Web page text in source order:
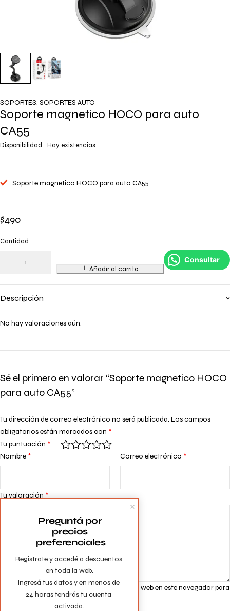
SOPORTES, SOPORTES AUTO
Soporte magnetico HOCO para auto
CA55
Disponibilidad Hay existencias
Soporte magnetico HOCO para auto CA55
$490
Cantidad
Añadir al carrito
Consultar
Descripción
No hay valoraciones aún.
Sé el primero en valorar “Soporte magnetico HOCO
para auto CA55”
Tu dirección de correo electrónico no será publicada. Los campos
obligatorios están marcados con *
Tu puntuación *
Tu valoración *
Nombre * Correo electrónico *
Guarda mi nombre, correo electrónico y web en este navegador para
la próxima vez que comente.
Registrate y accedé a descuentos
en toda la web.
Ingresá tus datos y en menos de
24 horas tendrás tu cuenta
activada.
Preguntá por
precios
preferenciales